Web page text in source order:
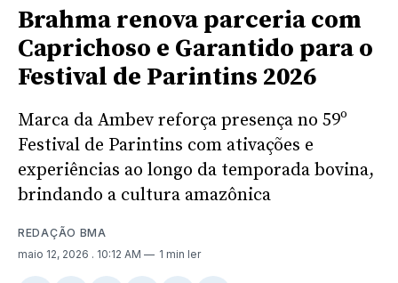
Brahma renova parceria com
Caprichoso e Garantido para o
Festival de Parintins 2026
Marca da Ambev reforça presença no 59º
Festival de Parintins com ativações e
experiências ao longo da temporada bovina,
brindando a cultura amazônica
REDAÇÃO BMA
maio 12, 2026 . 10:12 AM 1 min ler